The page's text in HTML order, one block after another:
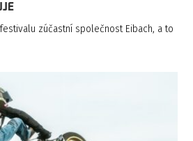
zúčastní společnost Eibach, a to